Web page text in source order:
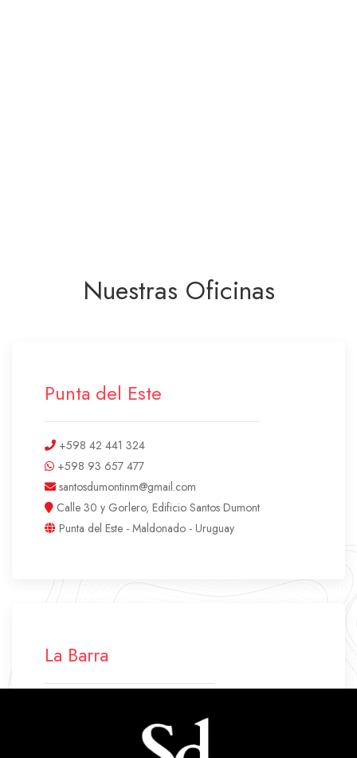
Nuestras Oficinas
Punta del Este
+598 42 441 324
+598 93 657 477
santosdumontinm@gmail.com
Calle 30 y Gorlero, Edificio Santos Dumont
Punta del Este - Maldonado - Uruguay
La Barra
+598 94 640 045
labarra.santosdumont@gmail.com